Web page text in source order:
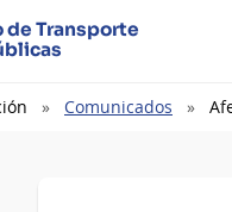
Transporte
Comunicados